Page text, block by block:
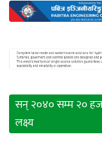
ऊर्जा
दक्षता
उहिलेकाे
खबर
सन् २०४० सम्म २०
लक्ष्य